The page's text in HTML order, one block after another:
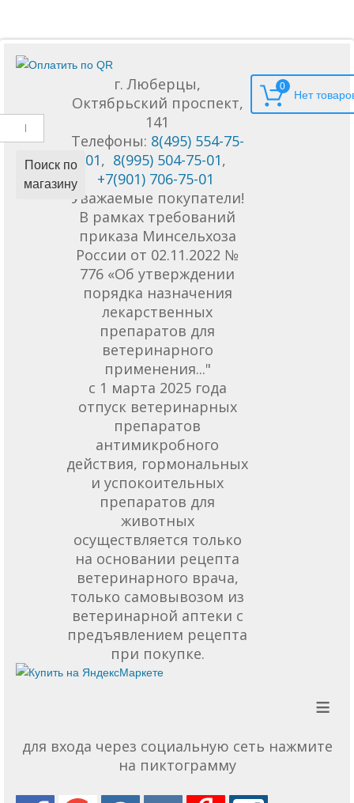
Поиск по
магазину
г. Люберцы,
Октябрьский проспект,
141
Телефоны: 8(495) 554-75-
01, 8(995) 504-75-01,
+7(901) 706-75-01
Уважаемые покупатели!
В рамках требований
приказа Минсельхоза
России от 02.11.2022 №
776 «Об утверждении
порядка назначения
лекарственных
препаратов для
ветеринарного
применения..."
с 1 марта 2025 года
отпуск ветеринарных
препаратов
антимикробного
действия, гормональных
и успокоительных
препаратов для
животных
осуществляется только
на основании рецепта
ветеринарного врача,
только самовывозом из
ветеринарной аптеки с
предъявлением рецепта
при покупке.
0
≡
для входа через социальную сеть нажмите
на пиктограмму